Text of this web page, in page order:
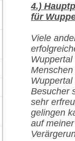
4.)
für
Viele
Besucher
sehr
gelingen
auf